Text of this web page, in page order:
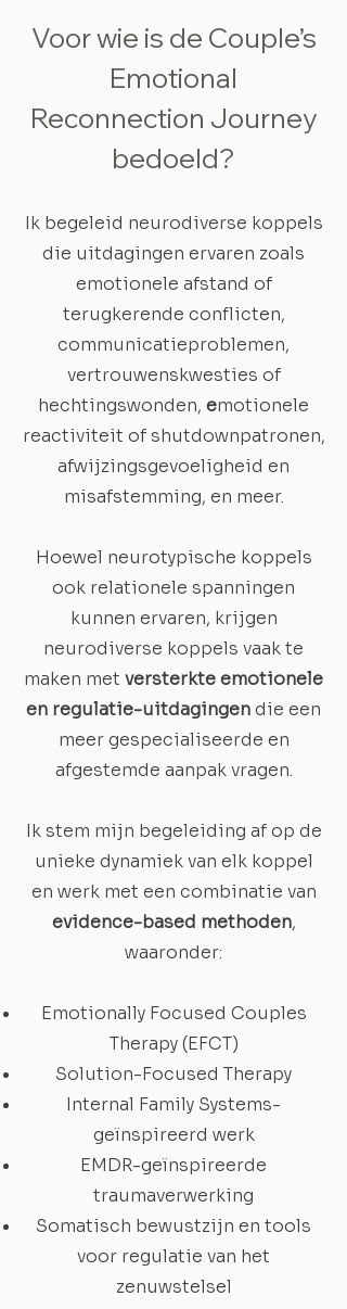
Voor wie is de Couple’s
Emotional
Reconnection Journey
bedoeld?
Ik begeleid neurodiverse koppels
die uitdagingen ervaren zoals
emotionele afstand of
terugkerende conflicten,
communicatieproblemen,
vertrouwenskwesties of
hechtingswonden, emotionele
reactiviteit of shutdownpatronen,
afwijzingsgevoeligheid en
misafstemming, en meer.
Hoewel neurotypische koppels
ook relationele spanningen
kunnen ervaren, krijgen
neurodiverse koppels vaak te
maken met versterkte emotionele
en regulatie-uitdagingendie een
meer gespecialiseerde en
afgestemde aanpak vragen.
Ik stem mijn begeleiding af op de
unieke dynamiek van elk koppel
en werk met een combinatie van
evidence-based methoden,
waaronder:
Emotionally Focused Couples
Therapy (EFCT)
Solution-Focused Therapy
Internal Family Systems-
geïnspireerd werk
EMDR-geïnspireerde
traumaverwerking
Somatisch bewustzijn en tools
voor regulatie van het
zenuwstelsel